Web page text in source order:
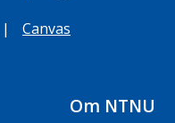
| Canvas
Om NTNU